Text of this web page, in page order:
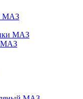
МАЗ
МАЗ
МАЗ